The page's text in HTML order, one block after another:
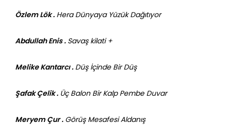
Özlem Lök . Hera Dünyaya Yüzük Dağıtıyor
Abdullah Enis . Savaş kilati +
Melike Kantarcı . Düş İçinde Bir Düş
Şafak Çelik . Üç Balon Bir Kalp Pembe Duvar
Meryem Çur . Görüş Mesafesi Aldanış